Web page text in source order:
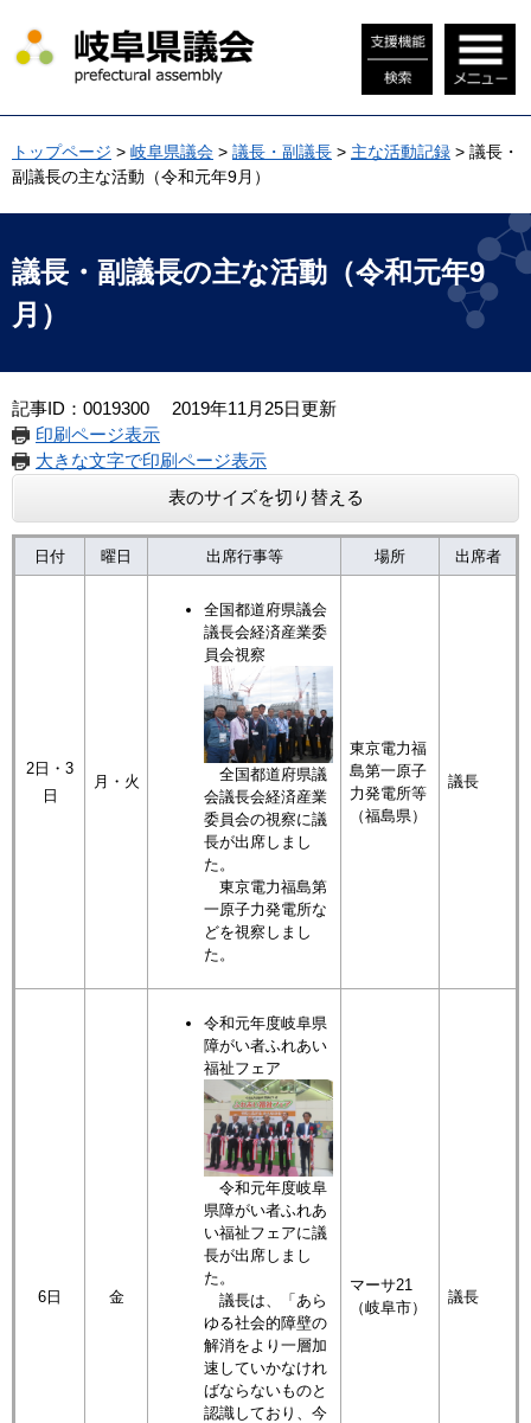
ジ
先
で
す
。
ュ
を
ば
し
て
文
へ
トップページ > 岐阜県議会 > 議長・副議長 > 主な活動記録 > 議長・
副議長の主な活動（令和元年9月）
議長・副議長の主な活動（令和元年9
月）
記事ID：0019300
2019年11月25日更新
印刷ページ表示
大きな文字で印刷ページ表示
表のサイズを切り替える
日付 曜日 出席行事等 場所 出席者
2日・3
日
月・火
全国都道府県議会
議長会経済産業委
員会視察
全国都道府県議
会議長会経済産業
委員会の視察に議
長が出席しまし
た。
東京電力福島第
一原子力発電所な
どを視察しまし
た。
東京電力福
島第一原子
力発電所等
（福島県）
議長
6日 金
令和元年度岐阜県
障がい者ふれあい
福祉フェア
令和元年度岐阜
県障がい者ふれあ
い福祉フェアに議
長が出席しまし
た。
議長は、「あら
ゆる社会的障壁の
解消をより一層加
速していかなけれ
ばならないものと
認識しており、今
マーサ21
（岐阜市）
議長